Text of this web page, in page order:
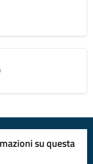
su questa